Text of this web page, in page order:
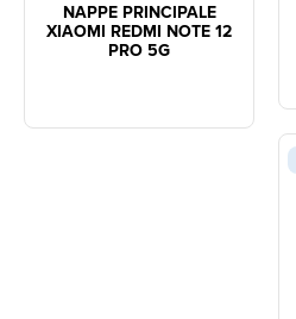
NAPPE PRINCIPALE
XIAOMI REDMI NOTE 12
PRO 5G